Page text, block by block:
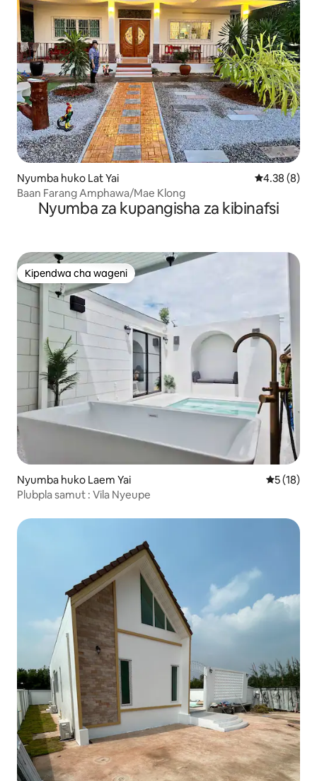
Nyumba huko Lat Yai Ukadiriaji
4.38 (8)
Baan Farang Amphawa/Mae Klong
Nyumba za kupangisha za kibinafsi
Kipendwa cha wageni
Kipendwa cha wageni
Nyumba huko Laem Yai Ukadiriaji
5 (18)
Plubpla samut : Vila Nyeupe